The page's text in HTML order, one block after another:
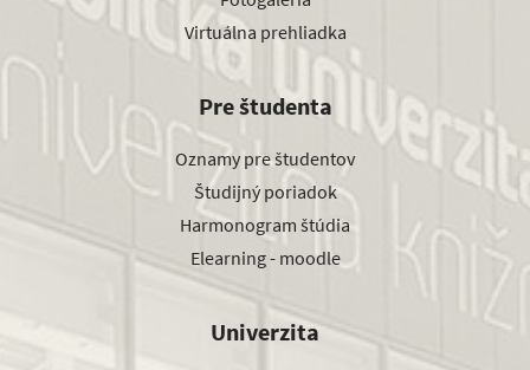
Virtuálna prehliadka
Pre študenta
Oznamy pre študentov
Študijný poriadok
Harmonogram štúdia
Elearning - moodle
Univerzita